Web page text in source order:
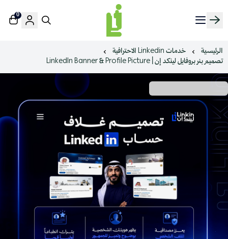
منصة لينك إن | Linkin.sa
0
الرئيسية
خدمات Linkedin الاحترافية
تصميم بنر بروفايل لينكد إن | LinkedIn Banner & Profile Picture